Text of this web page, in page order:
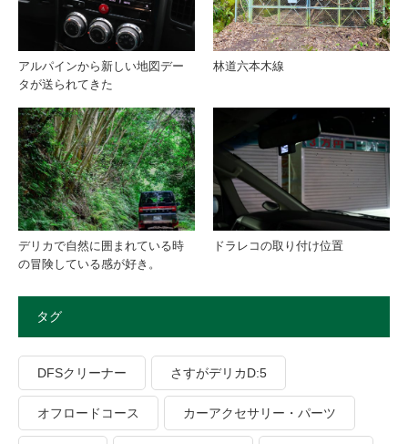
アルパインから新しい地図デー
タが送られてきた
林道六本木線
デリカで自然に囲まれている時
の冒険している感が好き。
ドラレコの取り付け位置
タグ
DFSクリーナー さすがデリカD:5
オフロードコース カーアクセサリー・パーツ